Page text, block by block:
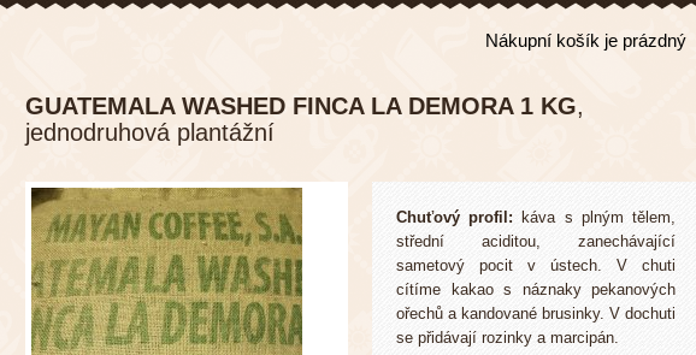
Nákupní košík je prázdný
GUATEMALA WASHED FINCA LA DEMORA 1 KG,
jednodruhová plantážní
Chuťový profil: káva s plným tělem,
střední aciditou, zanechávající
sametový pocit v ústech. V chuti
cítíme kakao s náznaky pekanových
ořechů a kandované brusinky. V dochuti
se přidávají rozinky a marcipán.